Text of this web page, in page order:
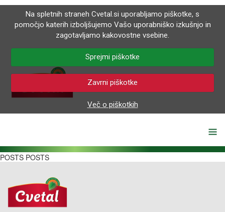
Na spletnih straneh Cvetal.si uporabljamo piškotke, s
pomočjo katerih izboljšujemo Vašo uporabniško izkušnjo in
zagotavljamo kakovostne vsebine.
Sprejmi piškotke
Zavrni piškotke
Več o piškotkih
POSTS POSTS